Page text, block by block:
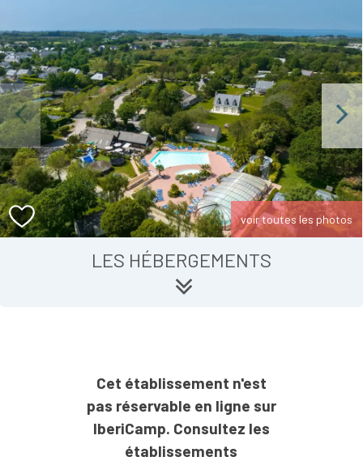
Next
voir toutes les photos
LES HÉBERGEMENTS
Cet établissement n'est
pas réservable en ligne sur
IberiCamp. Consultez les
établissements